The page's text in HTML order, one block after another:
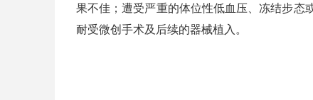
果不佳；遭受严重的体位性低血压、冻结步
耐受微创手术及后续的器械植入。